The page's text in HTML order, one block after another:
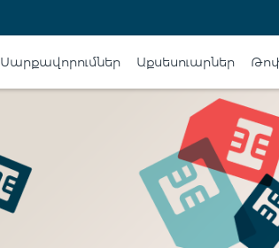
Սարքավորումներ Աքսեսուարներ